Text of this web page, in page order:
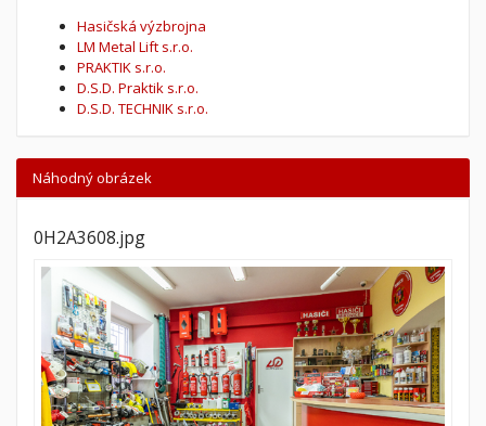
Hasičská výzbrojna
LM Metal Lift s.r.o.
PRAKTIK s.r.o.
D.S.D. Praktik s.r.o.
D.S.D. TECHNIK s.r.o.
Náhodný obrázek
0H2A3608.jpg